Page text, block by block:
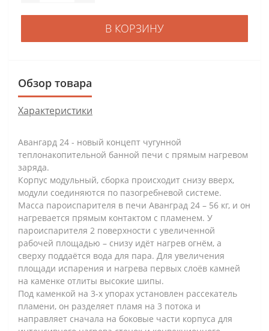
В КОРЗИНУ
Обзор товара
Характеристики
Авангард 24 - новый концепт чугунной
теплонакопительной банной печи с прямым нагревом
заряда.
Корпус модульный, сборка происходит снизу вверх,
модули соединяются по пазогребневой системе.
Масса пароиспарителя в печи Аванград 24 – 56 кг, и он
нагревается прямым контактом с пламенем. У
пароиспарителя 2 поверхности с увеличенной
рабочей площадью – снизу идёт нагрев огнём, а
сверху поддаётся вода для пара. Для увеличения
площади испарения и нагрева первых слоёв камней
на каменке отлиты высокие шипы.
Под каменкой на 3-х упорах установлен рассекатель
пламени, он разделяет пламя на 3 потока и
направляет сначала на боковые части корпуса для